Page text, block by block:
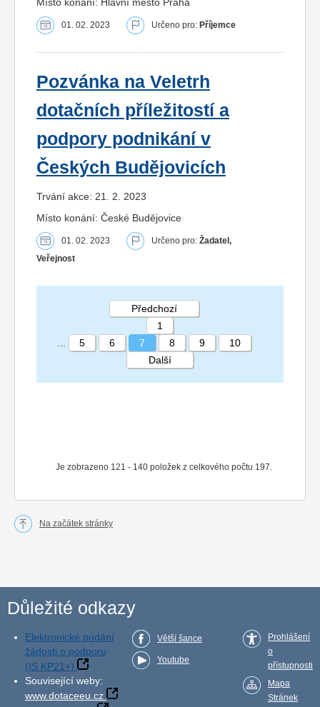
01. 02. 2023 Určeno pro: Příjemce
Pozvánka na Veletrh
dotačních příležitostí a
podpory podnikání v
Českých Budějovicích
Trvání akce: 21. 2. 2023
Místo konání: České Budějovice
01. 02. 2023 Určeno pro: Žadatel,
Veřejnost
STRÁNKA 7 10
Je zobrazeno 121 - 140 položek z celkového počtu 197.
Předchozí
1
5 6 7 8 9
10
Další
Na začátek stránky
Důležité odkazy
Elektronické podání
žádosti o podporu
(IS KP21+)
Související weby:
www.dotaceeu.cz
Větší šance
Youtube
Prohlášení
o
přístupnosti
Mapa
Stránek